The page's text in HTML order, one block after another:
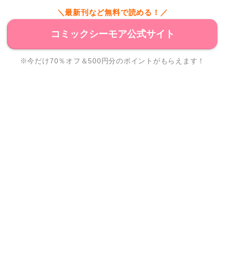
＼最新刊など無料で読める！／
コミックシーモア公式サイト
※今だけ70％オフ＆500円分のポイントがもらえます！